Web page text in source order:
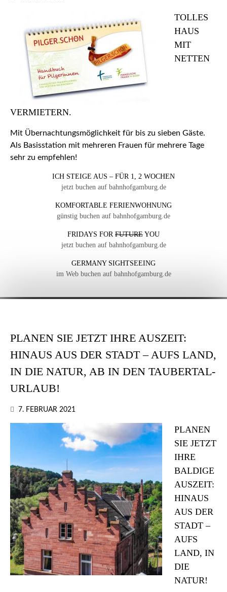
TOLLES
HAUS
MIT
NETTEN
VERMIETERN.
Mit Übernachtungsmöglichkeit für bis zu sieben Gäste.
Als Basisstation mit mehreren Frauen für mehrere Tage
sehr zu empfehlen!
ICH STEIGE AUS – FÜR 1, 2 WOCHEN
jetzt buchen auf bahnhofgamburg.de
KOMFORTABLE FERIENWOHNUNG
günstig buchen auf bahnhofgamburg.de
FRIDAYS FOR FUTURE YOU
jetzt buchen auf bahnhofgamburg.de
GERMANY SIGHTSEEING
im Web buchen auf bahnhofgamburg.de
PLANEN SIE JETZT IHRE AUSZEIT:
HINAUS AUS DER STADT – AUFS LAND,
IN DIE NATUR, AB IN DEN TAUBERTAL-
URLAUB!
7. FEBRUAR 2021
PLANEN
SIE JETZT
IHRE
BALDIGE
AUSZEIT:
HINAUS
AUS DER
STADT –
AUFS
LAND, IN
DIE
NATUR!